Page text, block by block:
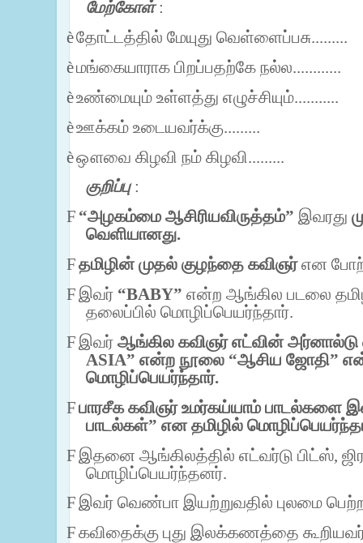
மேற்கோள்:
èதோட்டத்தில் மேயுது வெள்ளைப்பசு.........
èமங்கையாராக பிறப்பதற்கே நல்ல............
èஉண்மையும் உள்ளத்து எழுச்சியும்...........
èஊக்கம் உடையவர்க்கு.........
èஔவை கிழவி நம் கிழவி.........
குறிப்பு:
F “அழகம்மை ஆசிரியவிருத்தம்” இவரது
வெளியானது.
Fதமிழின் முதல் குழந்தை கவிஞர்என
F இவர் “BABY” என்ற ஆங்கில படலை
தலைப்பில் மொழிப்பெயர்ந்தார்.
F இவர் ஆங்கில கவிஞர் எட்வின் அர்னால்டு
ASIA” என்ற நூலை “ஆசிய ஜோதி”
மொழிப்பெயர்ந்தார்.
Fபாரசீக கவிஞர் உமர்கய்யாம் பாடல்களை
பாடல்கள்” என தமிழில்
F இதனை ஆங்கிலத்தில் எட்வர்டு பிட்ஸ்,
மொழிப்பெயர்ந்தனர்.
F இவர் வெண்பா இயற்றுவதில் புலமை
Fகவிதைக்கு புது இலக்கணத்தை